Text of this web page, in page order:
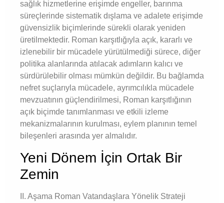
sağlık hizmetlerine erişimde engeller, barınma
süreçlerinde sistematik dışlama ve adalete erişimde
güvensizlik biçimlerinde sürekli olarak yeniden
üretilmektedir. Roman karşıtlığıyla açık, kararlı ve
izlenebilir bir mücadele yürütülmediği sürece, diğer
politika alanlarında atılacak adımların kalıcı ve
sürdürülebilir olması mümkün değildir. Bu bağlamda
nefret suçlarıyla mücadele, ayrımcılıkla mücadele
mevzuatının güçlendirilmesi, Roman karşıtlığının
açık biçimde tanımlanması ve etkili izleme
mekanizmalarının kurulması, eylem planının temel
bileşenleri arasında yer almalıdır.
Yeni Dönem İçin Ortak Bir
Zemin
II. Aşama Roman Vatandaşlara Yönelik Strateji